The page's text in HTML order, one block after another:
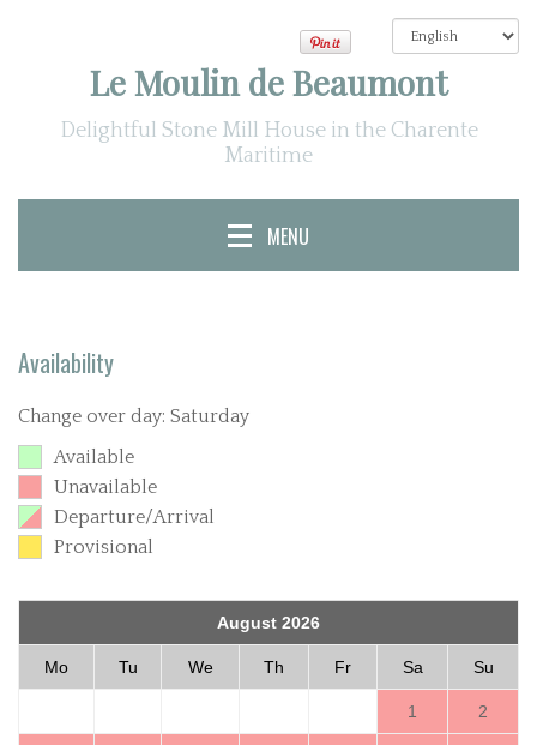
Le Moulin de Beaumont
Delightful Stone Mill House in the Charente
Maritime
MENU
Availability
Change over day: Saturday
Available
Unavailable
Departure/Arrival
Provisional
August 2026
Mo Tu We Th Fr Sa Su
1 2